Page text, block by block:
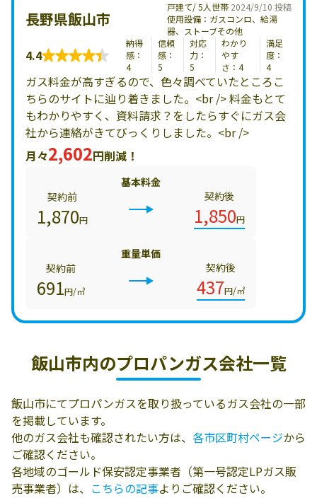
2024/9/10 投稿
長野県飯山市
戸建て/ 5人世帯
使用設備：ガスコンロ、給湯
器、ストーブその他
4.4
納得
感：
4
信頼
感：
5
対応
力：
5
わかり
やす
さ：4
満足
度：
4
ガス料金が高すぎるので、色々調べていたところこ
ちらのサイトに辿り着きました。<br /> 料金もとて
もわかりやすく、資料請求？をしたらすぐにガス会
社から連絡がきてびっくりしました。<br />
月々2,602円削減！
基本料金
契約前
1,870円
契約後
1,850円
重量単価
契約前
691円/㎥
契約後
437円/㎥
飯山市内のプロパンガス会社一覧
飯山市にてプロパンガスを取り扱っているガス会社の一部
を掲載しています。
他のガス会社も確認されたい方は、 各市区町村ページから
ご確認ください。
各地域のゴールド保安認定事業者（第一号認定LPガス販
売事業者）は、 こちらの記事よりご確認ください。